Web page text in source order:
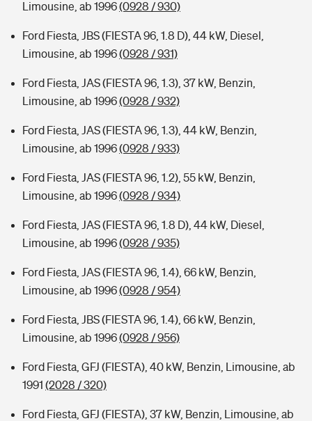
Limousine, ab 1996(0928 / 930)
Ford Fiesta, JBS (FIESTA 96, 1.8 D), 44 kW, Diesel,
Limousine, ab 1996(0928 / 931)
Ford Fiesta, JAS (FIESTA 96, 1.3), 37 kW, Benzin,
Limousine, ab 1996(0928 / 932)
Ford Fiesta, JAS (FIESTA 96, 1.3), 44 kW, Benzin,
Limousine, ab 1996(0928 / 933)
Ford Fiesta, JAS (FIESTA 96, 1.2), 55 kW, Benzin,
Limousine, ab 1996(0928 / 934)
Ford Fiesta, JAS (FIESTA 96, 1.8 D), 44 kW, Diesel,
Limousine, ab 1996(0928 / 935)
Ford Fiesta, JAS (FIESTA 96, 1.4), 66 kW, Benzin,
Limousine, ab 1996(0928 / 954)
Ford Fiesta, JBS (FIESTA 96, 1.4), 66 kW, Benzin,
Limousine, ab 1996(0928 / 956)
Ford Fiesta, GFJ (FIESTA), 40 kW, Benzin, Limousine, ab
1991 (2028 / 320)
Ford Fiesta, GFJ (FIESTA), 37 kW, Benzin, Limousine, ab